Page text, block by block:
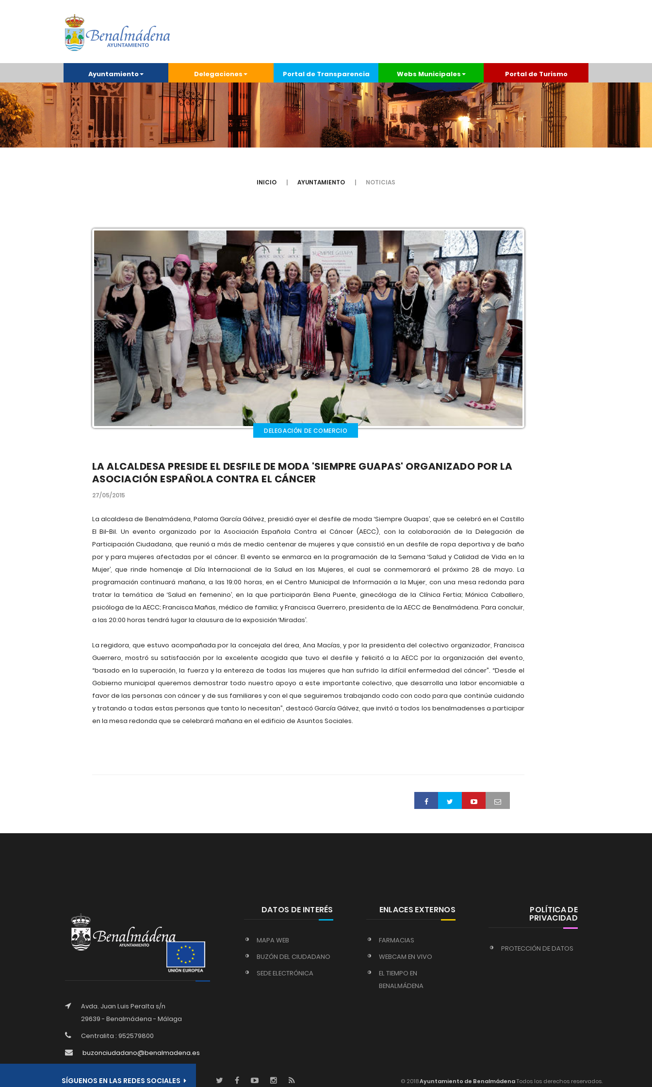
Ayuntamiento Delegaciones Portal de Transparencia Webs Municipales Portal de Turismo
INICIO AYUNTAMIENTO NOTICIAS
DELEGACIÓN DE COMERCIO
LA ALCALDESA PRESIDE EL DESFILE DE MODA 'SIEMPRE GUAPAS' ORGANIZADO POR LA
ASOCIACIÓN ESPAÑOLA CONTRA EL CÁNCER
27/05/2015
La alcaldesa de Benalmádena, Paloma García Gálvez, presidió ayer el desfile de moda ‘Siempre Guapas’, que se celebró en el Castillo
El Bil-Bil. Un evento organizado por la Asociación Española Contra el Cáncer (AECC), con la colaboración de la Delegación de
Participación Ciudadana, que reunió a más de medio centenar de mujeres y que consistió en un desfile de ropa deportiva y de baño
por y para mujeres afectadas por el cáncer. El evento se enmarca en la programación de la Semana ‘Salud y Calidad de Vida en la
Mujer’, que rinde homenaje al Día Internacional de la Salud en las Mujeres, el cual se conmemorará el próximo 28 de mayo. La
programación continuará mañana, a las 19:00 horas, en el Centro Municipal de Información a la Mujer, con una mesa redonda para
tratar la temática de ‘Salud en femenino’, en la que participarán Elena Puente, ginecóloga de la Clínica Fertia; Mónica Caballero,
psicóloga de la AECC; Francisca Mañas, médico de familia; y Francisca Guerrero, presidenta de la AECC de Benalmádena. Para concluir,
a las 20:00 horas tendrá lugar la clausura de la exposición ‘Miradas’.
La regidora, que estuvo acompañada por la concejala del área, Ana Macías, y por la presidenta del colectivo organizador, Francisca
Guerrero, mostró su satisfacción por la excelente acogida que tuvo el desfile y felicitó a la AECC por la organización del evento,
“basado en la superación, la fuerza y la entereza de todas las mujeres que han sufrido la difícil enfermedad del cáncer”. “Desde el
Gobierno municipal queremos demostrar todo nuestro apoyo a este importante colectivo, que desarrolla una labor encomiable a
favor de las personas con cáncer y de sus familiares y con el que seguiremos trabajando codo con codo para que continúe cuidando
y tratando a todas estas personas que tanto lo necesitan”, destacó García Gálvez, que invitó a todos los benalmadenses a participar
en la mesa redonda que se celebrará mañana en el edificio de Asuntos Sociales.
Avda. Juan Luis Peralta s/n
29639 - Benalmádena - Málaga
Centralita : 952579800
buzonciudadano@benalmadena.es
DATOS DE INTERÉS
MAPA WEB
BUZÓN DEL CIUDADANO
SEDE ELECTRÓNICA
ENLACES EXTERNOS
FARMACIAS
WEBCAM EN VIVO
EL TIEMPO EN
BENALMÁDENA
POLÍTICA DE
PRIVACIDAD
PROTECCIÓN DE DATOS
SÍGUENOS EN LAS REDES SOCIALES © 2018Ayuntamiento de BenalmádenaTodos los derechos reservados.